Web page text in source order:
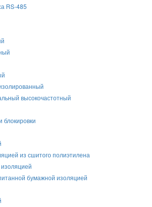
RS-485
высокочастотный
блокировки
из сшитого полиэтилена
бумажной изоляцией